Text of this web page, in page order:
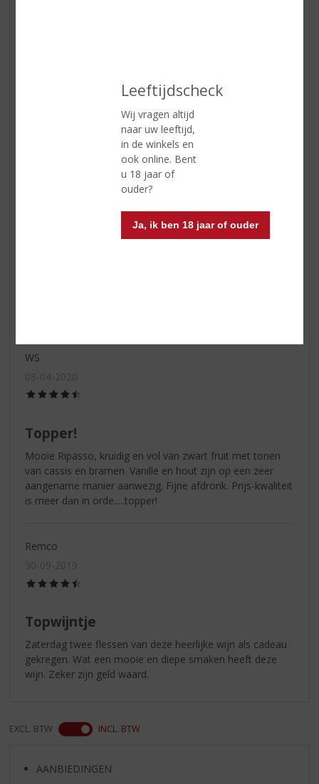
Leeftijdscheck
Wij vragen altijd
naar uw leeftijd,
in de winkels en
ook online. Bent
u 18 jaar of
ouder?
Ja, ik ben 18 jaar of ouder
oude kazen
WS
08-04-2020
Topper!
Mooie Ripasso, kruidig en vol van zwart fruit met tonen
van cassis en bramen. Vanille en hout zijn op een zeer
aangename manier aanwezig. Fijne afdronk. Prijs-kwaliteit
is meer dan in orde.....topper!
Remco
30-09-2019
Topwijntje
Zaterdag twee flessen van deze heerlijke wijn als cadeau
gekregen. Wat een mooie en diepe smaken heeft deze
wijn. Zeker zijn geld waard.
EXCL. BTW INCL. BTW
AANBIEDINGEN